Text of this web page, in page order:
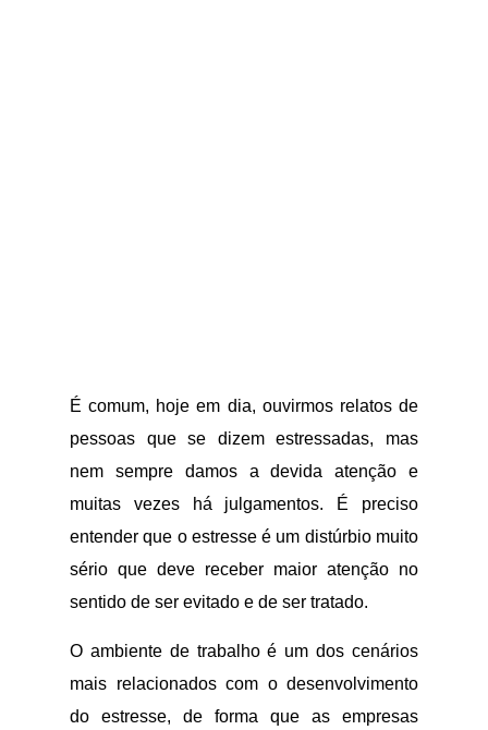
É comum, hoje em dia, ouvirmos relatos de
pessoas que se dizem estressadas, mas
nem sempre damos a devida atenção e
muitas vezes há julgamentos. É preciso
entender que o estresse é um distúrbio muito
sério que deve receber maior atenção no
sentido de ser evitado e de ser tratado.
O ambiente de trabalho é um dos cenários
mais relacionados com o desenvolvimento
do estresse, de forma que as empresas